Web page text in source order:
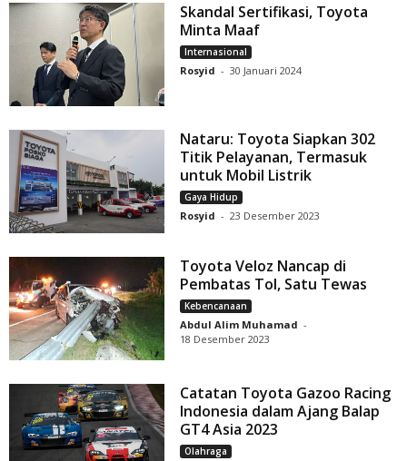
Skandal Sertifikasi, Toyota
Minta Maaf
Internasional
Rosyid - 30 Januari 2024
Nataru: Toyota Siapkan 302
Titik Pelayanan, Termasuk
untuk Mobil Listrik
Gaya Hidup
Rosyid - 23 Desember 2023
Toyota Veloz Nancap di
Pembatas Tol, Satu Tewas
Kebencanaan
Abdul Alim Muhamad -
18 Desember 2023
Catatan Toyota Gazoo Racing
Indonesia dalam Ajang Balap
GT4 Asia 2023
Olahraga